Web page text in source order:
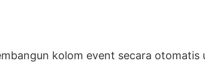
kolom event secara otomatis